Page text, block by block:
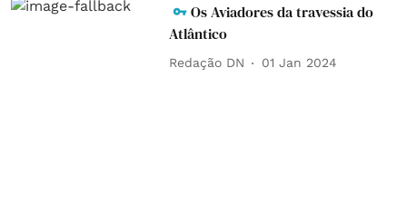
Os Aviadores da travessia do
Atlântico
Redação DN 01 Jan 2024